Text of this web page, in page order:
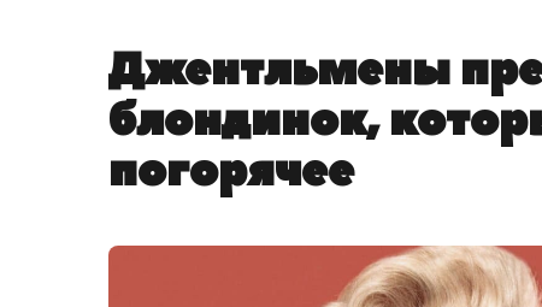
Джентльмены
блондинок,
погорячее